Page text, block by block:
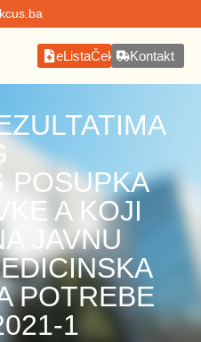
eListaČekanjaKontakt
POSUPKA
A KOJI
JAVNU
POTREBE
1